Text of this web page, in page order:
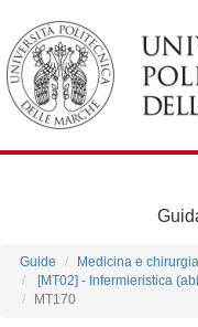
Guide Medicina e chirurgia
[MT02] - Infermieristica
MT170